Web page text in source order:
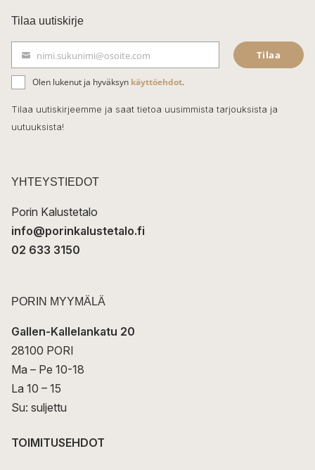
c
e
b
o
o
k
Tilaa uutiskirje
ä
h
k
t
nimi.sukunimi@osoite.com Tilaa
Olen lukenut ja hyväksyn käyttöehdot.
Tilaa uutiskirjeemme ja saat tietoa uusimmista tarjouksista ja
uutuuksista!
YHTEYSTIEDOT
Porin Kalustetalo
info@porinkalustetalo.fi
02 633 3150
PORIN MYYMÄLÄ
Gallen-Kallelankatu 20
28100 PORI
Ma – Pe 10-18
La 10 – 15
Su: suljettu
TOIMITUSEHDOT